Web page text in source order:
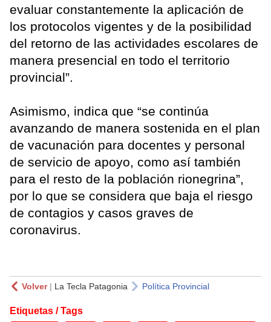
evaluar constantemente la aplicación de
los protocolos vigentes y de la posibilidad
del retorno de las actividades escolares de
manera presencial en todo el territorio
provincial”.
Asimismo, indica que “se continúa
avanzando de manera sostenida en el plan
de vacunación para docentes y personal
de servicio de apoyo, como así también
para el resto de la población rionegrina”,
por lo que se considera que baja el riesgo
de contagios y casos graves de
coronavirus.
Volver| La Tecla Patagonia Política Provincial
Etiquetas / Tags